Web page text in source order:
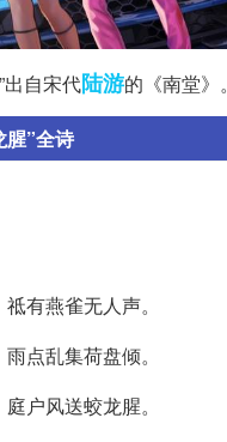
出自宋代陆游的《南堂》。
腥”全诗
有燕雀无人声。
点乱集荷盘倾。
户风送蛟龙腥。